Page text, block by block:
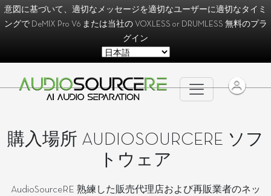
意図に基づいて、適切なメッセージを適切なユーザーに適切なタイミ
ングで DeMIX Pro V6または当社の VOXLESS or DRUMLESS 無料のプラ
グイン
購入場所 AUDIOSOURCERE ソフ
トウェア
AudioSourceRE 熟練した販売代理店および再販業者のネッ